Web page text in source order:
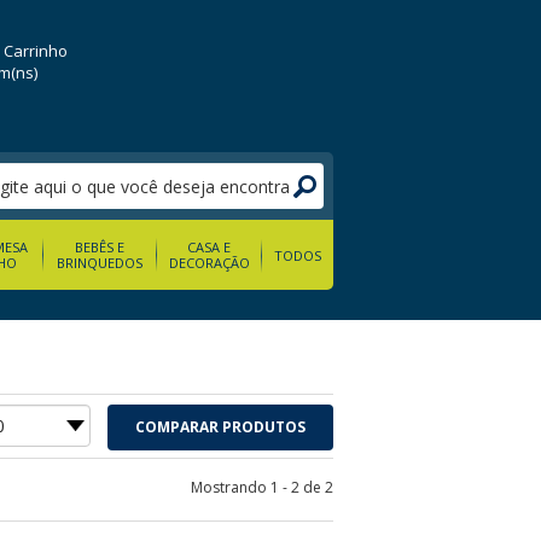
Carrinho
BEBÊS E
BRINQUEDOS
CASA E
DECORAÇÃO
TODOS
COMPARAR PRODUTOS
Mostrando 1 - 2 de 2